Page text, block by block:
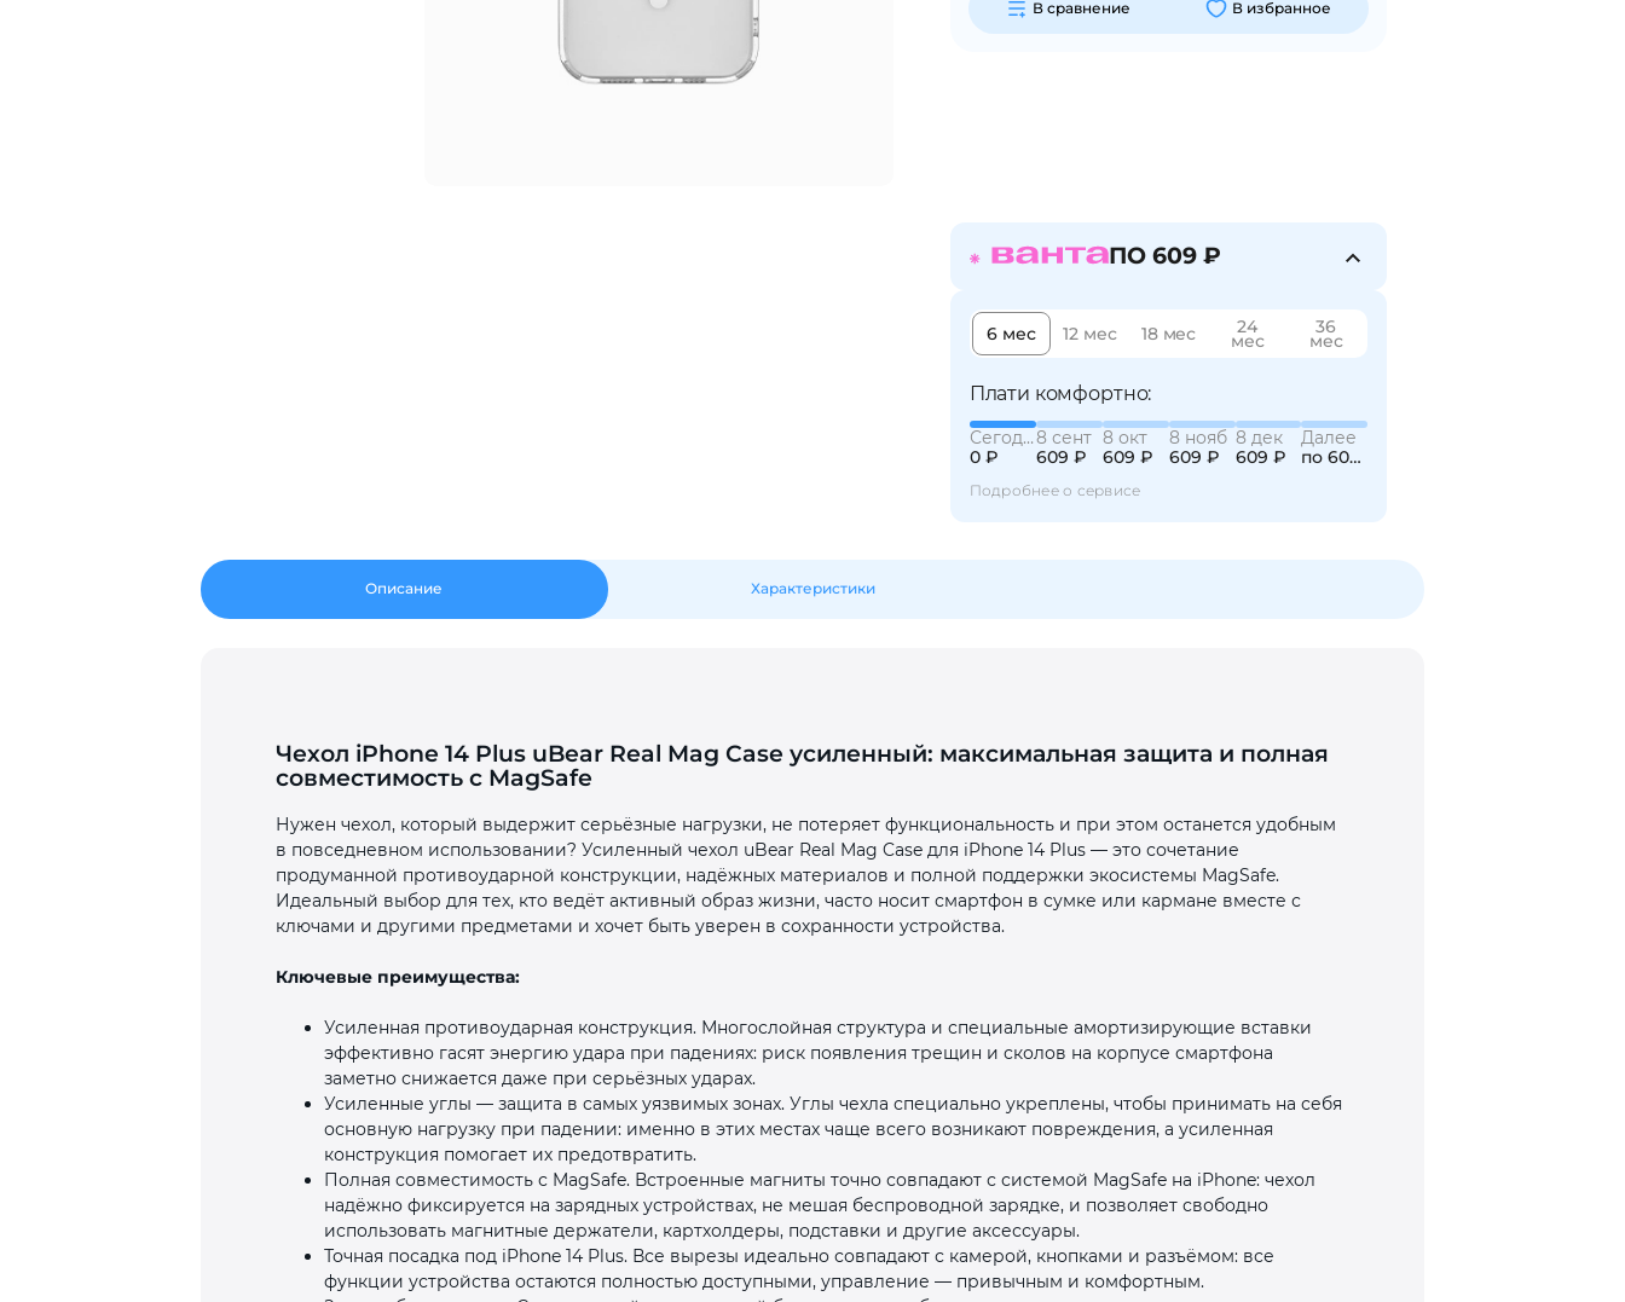
В сравнение В избранное
ПО 609 ₽
6 мес 12 мес 18 мес 24
мес
36
мес
Плати комфортно:
Сегодня
0 ₽
8 сент
609 ₽
8 окт
609 ₽
8 нояб
609 ₽
8 дек
609 ₽
Далее
по 609 ₽
Подробнее о сервисе
Описание Характеристики
Чехол iPhone 14 Plus uBear Real Mag Case усиленный: максимальная защита и полная
совместимость с MagSafe
Нужен чехол, который выдержит серьёзные нагрузки, не потеряет функциональность и при этом останется удобным
в повседневном использовании? Усиленный чехол uBear Real Mag Case для iPhone 14 Plus — это сочетание
продуманной противоударной конструкции, надёжных материалов и полной поддержки экосистемы MagSafe.
Идеальный выбор для тех, кто ведёт активный образ жизни, часто носит смартфон в сумке или кармане вместе с
ключами и другими предметами и хочет быть уверен в сохранности устройства.
Ключевые преимущества:
Усиленная противоударная конструкция. Многослойная структура и специальные амортизирующие вставки
эффективно гасят энергию удара при падениях: риск появления трещин и сколов на корпусе смартфона
заметно снижается даже при серьёзных ударах.
Усиленные углы — защита в самых уязвимых зонах. Углы чехла специально укреплены, чтобы принимать на себя
основную нагрузку при падении: именно в этих местах чаще всего возникают повреждения, а усиленная
конструкция помогает их предотвратить.
Полная совместимость с MagSafe. Встроенные магниты точно совпадают с системой MagSafe на iPhone: чехол
надёжно фиксируется на зарядных устройствах, не мешая беспроводной зарядке, и позволяет свободно
использовать магнитные держатели, картхолдеры, подставки и другие аксессуары.
Точная посадка под iPhone 14 Plus. Все вырезы идеально совпадают с камерой, кнопками и разъёмом: все
функции устройства остаются полностью доступными, управление — привычным и комфортным.
25
раз в 2
недели
раз в 2 недели
Остались вопросы?
8 800 302-02-51
plait.ru